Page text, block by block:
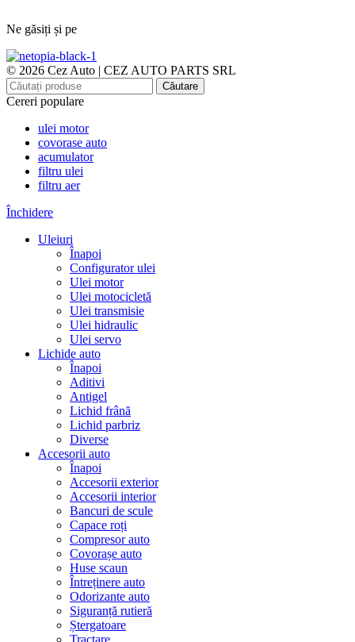
Ne găsiți și pe
© 2026 Cez Auto | CEZ AUTO PARTS SRL
Căutare
Cereri populare
ulei motor
covorase auto
acumulator
filtru ulei
filtru aer
Închidere
Uleiuri
Înapoi
Configurator ulei
Ulei motor
Ulei motocicletă
Ulei transmisie
Ulei hidraulic
Ulei servo
Lichide auto
Înapoi
Aditivi
Antigel
Lichid frână
Lichid parbriz
Diverse
Accesorii auto
Înapoi
Accesorii exterior
Accesorii interior
Bancuri de scule
Capace roți
Compresor auto
Covorașe auto
Huse scaun
Întreținere auto
Odorizante auto
Siguranță rutieră
Ștergatoare